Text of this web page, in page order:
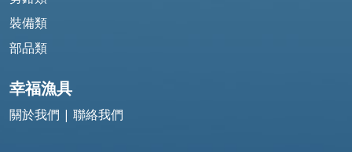
裝備類
部品類
幸福漁具
關於我們 | 聯絡我們